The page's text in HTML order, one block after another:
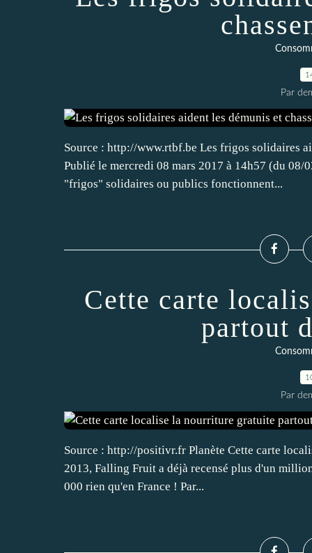
Par
Source : http://www.rtbf.be Les frigos solidaires
Publié le mercredi 08 mars 2017 à 14h57 (du
"frigos" solidaires ou publics fonctionnent...
Cette carte
partout
Par
Source : http://positivr.fr Planète Cette carte
2013, Falling Fruit a déjà recensé plus d'un
000 rien qu'en France ! Par...